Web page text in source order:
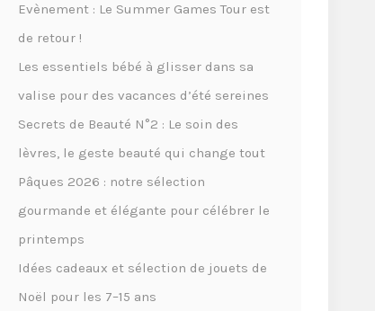
Evènement : Le Summer Games Tour est
de retour !
Les essentiels bébé à glisser dans sa
valise pour des vacances d’été sereines
Secrets de Beauté N°2 : Le soin des
lèvres, le geste beauté qui change tout
Pâques 2026 : notre sélection
gourmande et élégante pour célébrer le
printemps
Idées cadeaux et sélection de jouets de
Noël pour les 7–15 ans